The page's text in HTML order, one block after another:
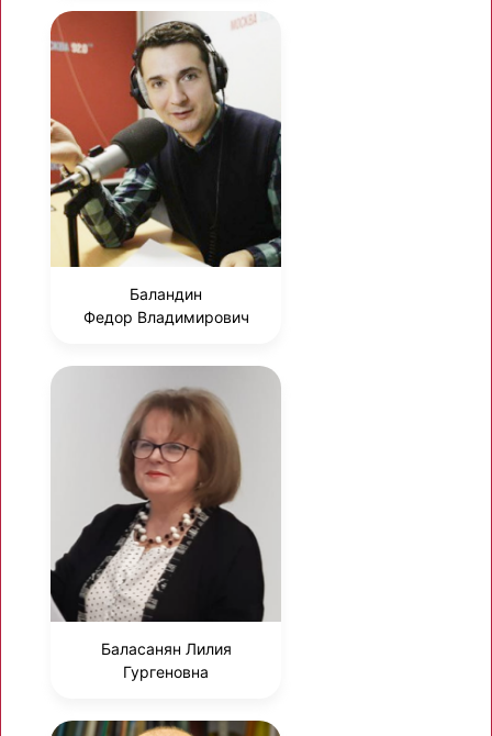
Баландин
Федор Владимирович
Баласанян Лилия
Гургеновна